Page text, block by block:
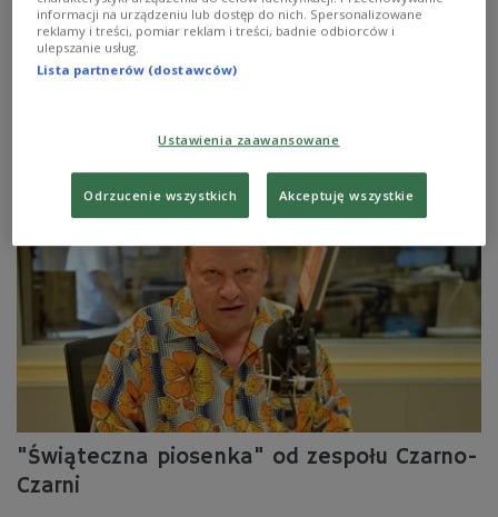
- Święta Lipka to urocze miejsce, pełne dobrych ludzi,
opiekunów, no i te słynne organy - opisywała Justyna
Steczkowska sanktuarium, w którym 26 grudnia
Zobacz więcej na temat:Paweł Sztompke
muzyka filmowa MUZYKA
"Świąteczna piosenka" od zespołu Czarno-
Czarni
informacji na urządzeniu lub dostęp do nich. Spersonalizowane
reklamy i treści, pomiar reklam i treści, badnie odbiorców i
ulepszanie usług.
Lista partnerów (dostawców)
Ustawienia zaawansowane
Odrzucenie wszystkich Akceptuję wszystkie